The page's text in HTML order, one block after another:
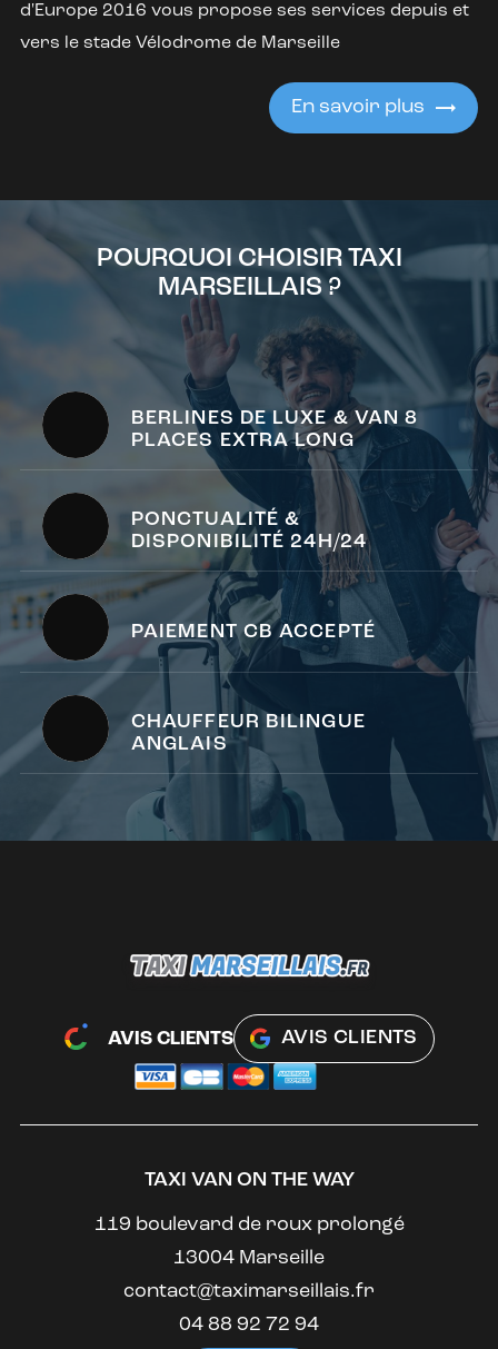
d'Europe 2016 vous propose ses services depuis et
vers le stade Vélodrome de Marseille
En savoir plus
POURQUOI CHOISIR TAXI
MARSEILLAIS ?
BERLINES DE LUXE & VAN 8
PLACES EXTRA LONG
PONCTUALITÉ &
DISPONIBILITÉ 24H/24
PAIEMENT CB ACCEPTÉ
CHAUFFEUR BILINGUE
ANGLAIS
AVIS CLIENTS AVIS CLIENTS
TAXI VAN ON THE WAY
119 boulevard de roux prolongé
13004 Marseille
contact@taximarseillais.fr
04 88 92 72 94